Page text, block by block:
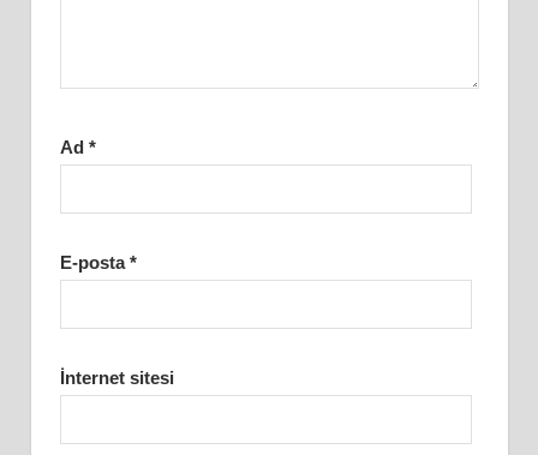
Ad *
E-posta*
İnternet sitesi